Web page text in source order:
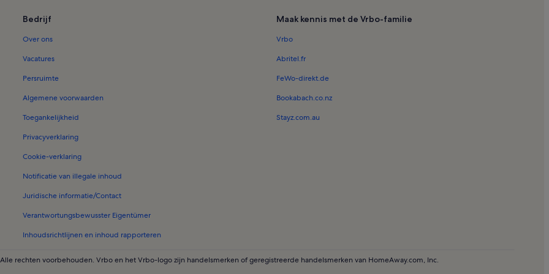
Bedrijf
Over ons
Vacatures
Persruimte
Algemene voorwaarden
Toegankelijkheid
Privacyverklaring
Cookie-verklaring
Notificatie van illegale inhoud
Juridische informatie/Contact
Verantwortungsbewusster Eigentümer
Inhoudsrichtlijnen en inhoud rapporteren
Maak kennis met de Vrbo-familie
Vrbo
Abritel.fr
FeWo-direkt.de
Bookabach.co.nz
Stayz.com.au
rechten voorbehouden. Vrbo en het Vrbo-logo zijn handelsmerken of geregistreerde handelsmerken van HomeAway.com, Inc.